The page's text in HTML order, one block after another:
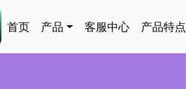
Main navigation
首页 产品 客服中心 产品特点